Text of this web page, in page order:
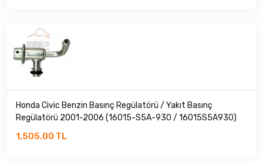
SUZUKİ
TATA
Honda Civic Benzin Basınç Regülatörü / Yakıt Basınç
Regülatörü 2001-2006 (16015-S5A-930 / 16015S5A930)
1,505.00 TL